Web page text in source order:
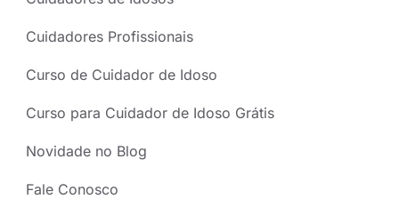
Cuidadores Profissionais
Curso de Cuidador de Idoso
Curso para Cuidador de Idoso Grátis
Novidade no Blog
Fale Conosco